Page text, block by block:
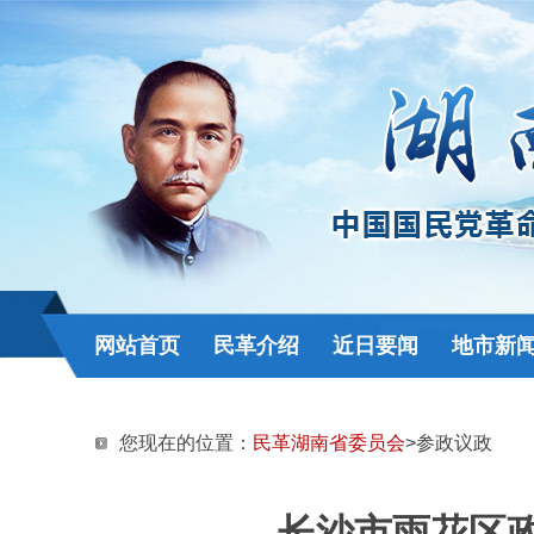
网站首页 民革介绍 近日要闻 地市新
您现在的位置： 民革湖南省委员会>参政议政